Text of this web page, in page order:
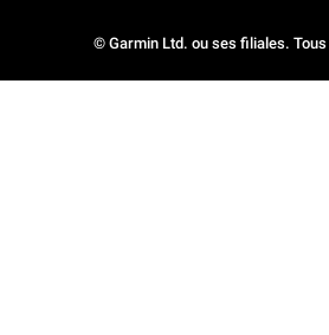
© Garmin Ltd. ou ses filiales.